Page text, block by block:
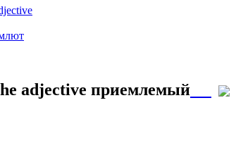
adjective приемлемый